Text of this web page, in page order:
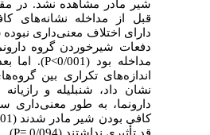
شیر مادر مشاهده نشد. در
قبل از مداخله
نشانه‌های کافی
دارای اختلاف معنی‌داری نبوده (0/05
دفعات شیرخوردن گروه دارونما
مداخله بود (0/001
P˂). اما بعد
اندازه‌های تکراری بین گروه‌های
نشان داد، شنبلیله و رازیانه
دارونما، به طور معنی‌داری سبب
کافی بودن شیر مادر شدند (0/001